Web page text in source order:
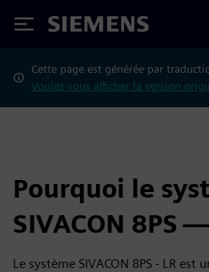
Siemens
Cette page est générée par
Voulez-vous afficher la version
Pourquoi le
SIVACON 8PS
Le système SIVACON 8PS - LR est